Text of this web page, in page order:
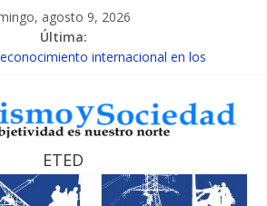
agosto 9, 2026
Última:
internacional en los
año es Día Nacional de la lucha contra el
DE LA COALICIÓN
Albizu apoyarán rehabilitación de
de Consulta Nacional por la
ETED